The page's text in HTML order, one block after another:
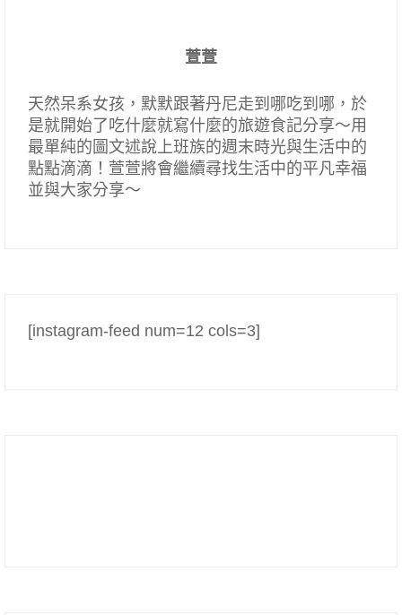
萱萱
天然呆系女孩，默默跟著丹尼走到哪吃到哪，於
是就開始了吃什麼就寫什麼的旅遊食記分享～用
最單純的圖文述說上班族的週末時光與生活中的
點點滴滴！萱萱將會繼續尋找生活中的平凡幸福
並與大家分享～
[instagram-feed num=12 cols=3]